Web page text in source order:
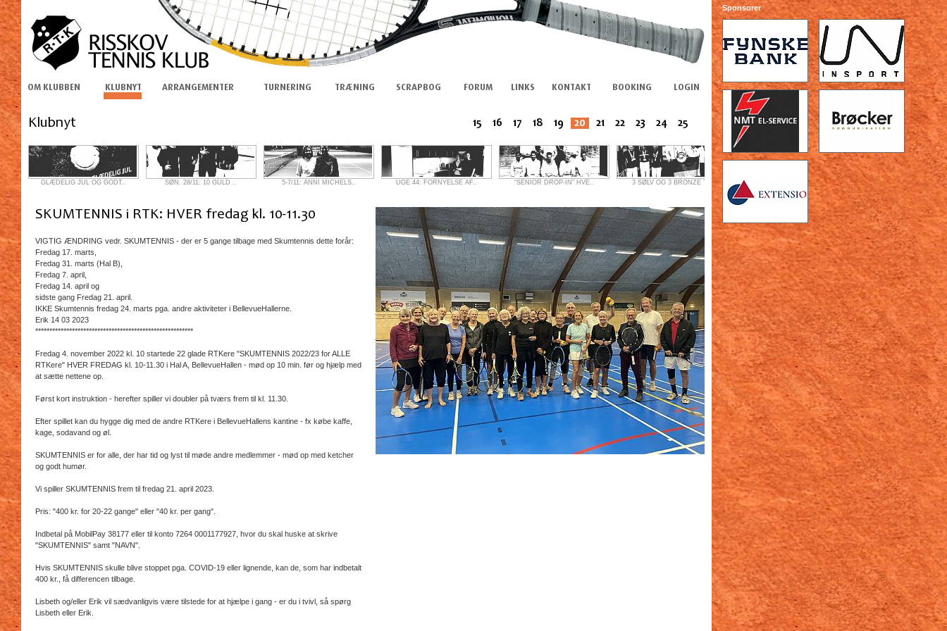
GLÆDELIG JUL OG GODT.. SØN. 28/11: 10 GULD .. 5-7/11: ANNI MICHELS.. UGE 44: FORNYELSE AF.. “SENIOR DROP-IN” HVE.. 3 SØLV OG 3 BRONZE T..
VIGTIG ÆNDRING vedr. SKUMTENNIS - der er 5 gange tilbage med Skumtennis dette forår:
Fredag 17. marts,
Fredag 31. marts (Hal B),
Fredag 7. april,
Fredag 14. april og
sidste gang Fredag 21. april.
IKKE Skumtennis fredag 24. marts pga. andre aktiviteter i BellevueHallerne.
Erik 14 03 2023
********************************************************
Fredag 4. november 2022 kl. 10 startede 22 glade RTKere "SKUMTENNIS 2022/23 for ALLE
RTKere" HVER FREDAG kl. 10-11.30 i Hal A, BellevueHallen - mød op 10 min. før og hjælp med
at sætte nettene op.
Først kort instruktion - herefter spiller vi doubler på tværs frem til kl. 11.30.
Efter spillet kan du hygge dig med de andre RTKere i BellevueHallens kantine - fx købe kaffe,
kage, sodavand og øl.
SKUMTENNIS er for alle, der har tid og lyst til møde andre medlemmer - mød op med ketcher
og godt humør.
Vi spiller SKUMTENNIS frem til fredag 21. april 2023.
Pris: "400 kr. for 20-22 gange" eller "40 kr. per gang".
Indbetal på MobilPay 38177 eller til konto 7264 0001177927, hvor du skal huske at skrive
"SKUMTENNIS" samt "NAVN".
Hvis SKUMTENNIS skulle blive stoppet pga. COVID-19 eller lignende, kan de, som har indbetalt
400 kr., få differencen tilbage.
Lisbeth og/eller Erik vil sædvanligvis være tilstede for at hjælpe i gang - er du i tvivl, så spørg
Lisbeth eller Erik.
Sponsorer